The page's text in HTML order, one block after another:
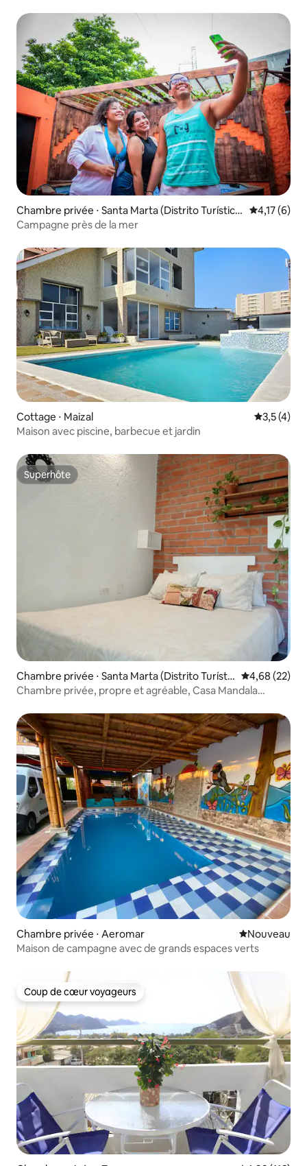
Chambre privée ⋅ Santa Marta (Distrito Turístico
Cultural E Histórico)
Évaluation
4,17 (6)
Campagne près de la mer
Cottage ⋅ Maizal Évaluation
3,5 (4)
Maison avec piscine, barbecue et jardin
Superhôte
Superhôte
Chambre privée ⋅ Santa Marta (Distrito Turístic
o Cultural E Histórico)
Évaluation
4,68 (22)
Chambre privée, propre et agréable, Casa Mandala
Chambre privée ⋅ Aeromar Nouvel
Nouveau
Maison de campagne avec de grands espaces verts
Coup de cœur voyageurs
Coup de cœur voyageurs